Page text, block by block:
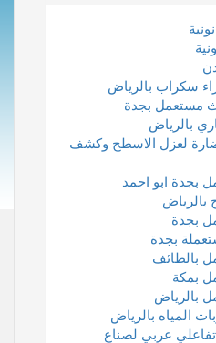
سكراب بالرياض
مستعمل بجدة
بالرياض
لعزل الاسطح وكشف
بجدة ابو احمد
بجدة
بجدة
بالطائف
بمكة
بالرياض
المياه بالرياض
عربي لصناع